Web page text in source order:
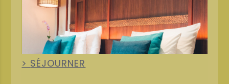
SÉJOURNER
+